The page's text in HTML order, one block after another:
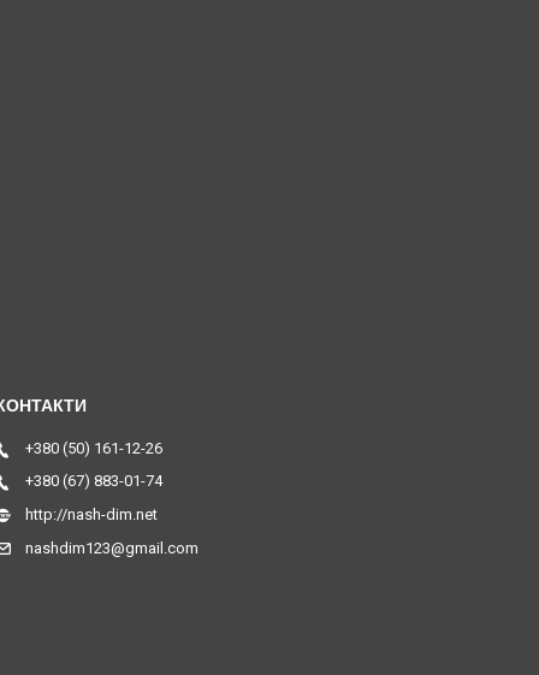
+380 (50) 161-12-26
+380 (67) 883-01-74
http://nash-dim.net
nashdim123@gmail.com